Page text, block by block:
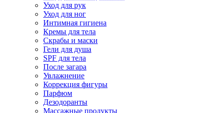
Уход для рук
Уход для ног
Интимная гигиена
Кремы для тела
Скрабы и маски
Гели для душа
SPF для тела
После загара
Увлажнение
Коррекция фигуры
Парфюм
Дезодоранты
Массажные продукты